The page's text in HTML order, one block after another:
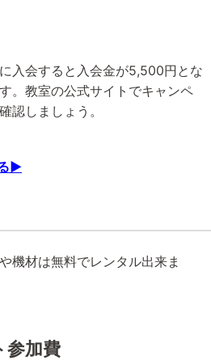
入会すると入会金が5,500円とな
。教室の公式サイトでキャンペ
認しましょう。
▶
機材は無料でレンタル出来ま
参加費